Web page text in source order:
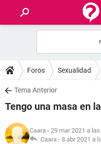
FOROS
SALUD
FAMILIA
NUTRICIÓN
Foros Sexualidad
Tema Anterior
Tengo una masa en
Caara - 29 mar 2021 a
Caara - 8 abr 2021 a